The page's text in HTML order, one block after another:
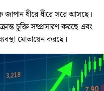
জাপান ধীরে ধীরে সরে আসছে।
চুক্তি সম্প্রসারণ করছে এবং
মোতায়েন করছে।